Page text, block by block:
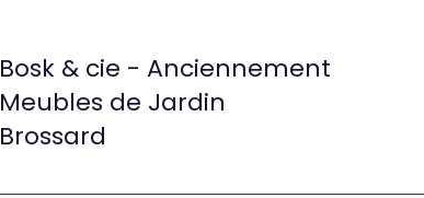
Bosk & cie - Anciennement
Meubles de Jardin
Brossard